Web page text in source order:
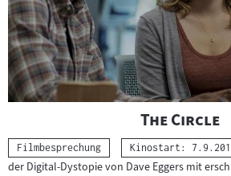
"
The Circle"
Kategorie:
Filmbesprechung Kinostart:
der Digital-Dystopie von Dave Eggers mit